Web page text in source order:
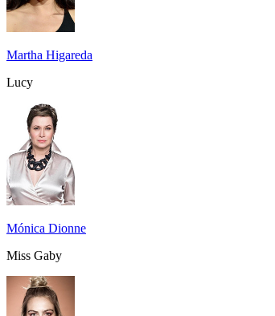
Martha Higareda
Lucy
Mónica Dionne
Miss Gaby